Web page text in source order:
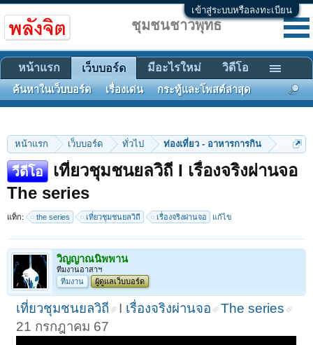
เข้าสู่ระบบหรือลงทะเบียน
หน้าแรก เว็บบอร์ด ทั่วไป ท่องเที่ยว - อาหารการกิน
วีดีโอ
เที่ยวชุมชนยลวิถี I เรื่องจริงผ่านจอ
The series
แท็ก: the series เที่ยวชุมชนยลวิถี เรื่องจริงผ่านจอ แก้ไข
วิญญาณนิพพาน
ทีมงานอาสาฯ
ทีมงาน
ผู้ดูแลเว็บบอร์ด
เที่ยวชุมชนยลวิถี I เรื่องจริงผ่านจอ
The series
21 กรกฎาคม 67
ชุมชนชาวพุทธ
หน้าแรก เว็บบอร์ด
ค้นหาในเว็บบอร์ด เรื่องเด่น กระทู้และโพสต์ล่าสุด
มีอะไรใหม่ วิดีโอ